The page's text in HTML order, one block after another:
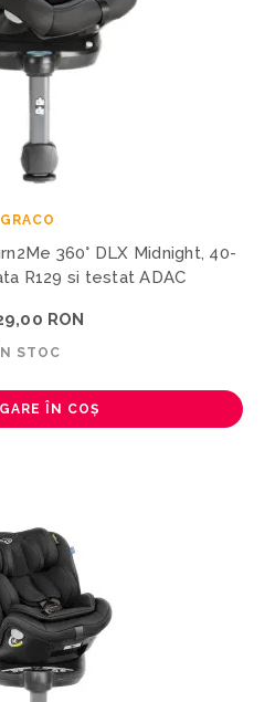
GRACO
360° DLX Midnight, 40-
R129 si testat ADAC
RON
STOC
ÎN COȘ